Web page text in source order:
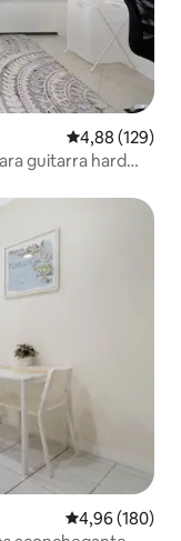
4,88 de uma
4,88 (129)
guitarra hard
4,96 de uma
4,96 (180)